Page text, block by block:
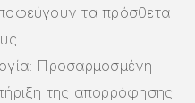
τα πρόσθετα
Προσαρμοσμένη
της απορρόφησης